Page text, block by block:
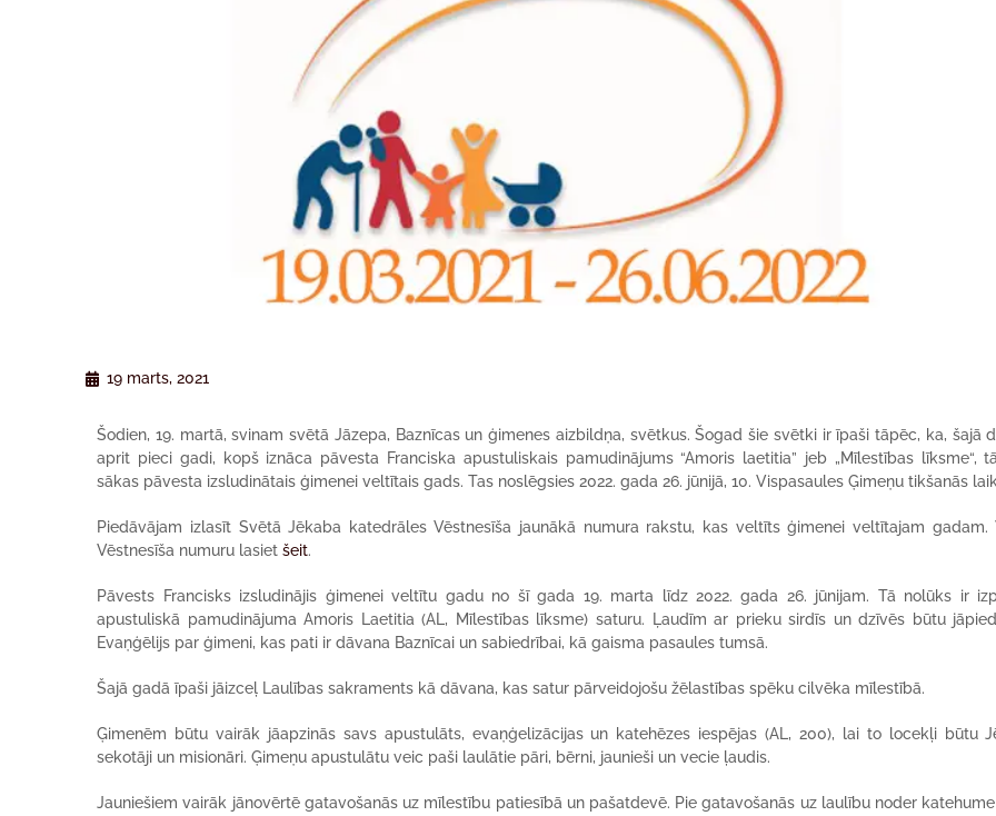
19 marts, 2021
Šodien, 19. martā, svinam svētā Jāzepa, Baznīcas un ģimenes aizbildņa, svētkus. Šogad šie svētki ir īpaši tāpēc, ka, šajā
aprit pieci gadi, kopš iznāca pāvesta Franciska apustuliskais pamudinājums “Amoris laetitia” jeb „Mīlestības līksme“,
sākas pāvesta izsludinātais ģimenei veltītais gads. Tas noslēgsies 2022. gada 26. jūnijā, 10. Vispasaules Ģimeņu tikšanās
Piedāvājam izlasīt Svētā Jēkaba katedrāles Vēstnesīša jaunākā numura rakstu, kas veltīts ģimenei veltītajam gadam.
Vēstnesīša numuru lasietšeit.
Pāvests Francisks izsludinājis ģimenei veltītu gadu no šī gada 19. marta līdz 2022. gada 26. jūnijam. Tā nolūks ir
apustuliskā pamudinājuma Amoris Laetitia (AL, Mīlestības līksme) saturu. Ļaudīm ar prieku sirdīs un dzīvēs būtu
Evaņģēlijs par ģimeni, kas pati ir dāvana Baznīcai un sabiedrībai, kā gaisma pasaules tumsā.
Šajā gadā īpaši jāizceļ Laulības sakraments kā dāvana, kas satur pārveidojošu žēlastības spēku cilvēka mīlestībā.
Ģimenēm būtu vairāk jāapzinās savs apustulāts, evaņģelizācijas un katehēzes iespējas (AL, 200), lai to locekļi būtu
sekotāji un misionāri. Ģimeņu apustulātu veic paši laulātie pāri, bērni, jaunieši un vecie ļaudis.
Jauniešiem vairāk jānovērtē gatavošanās uz mīlestību patiesībā un pašatdevē. Pie gatavošanās uz laulību noder